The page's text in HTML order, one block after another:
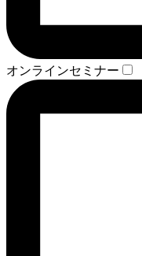
オンラインセミナー